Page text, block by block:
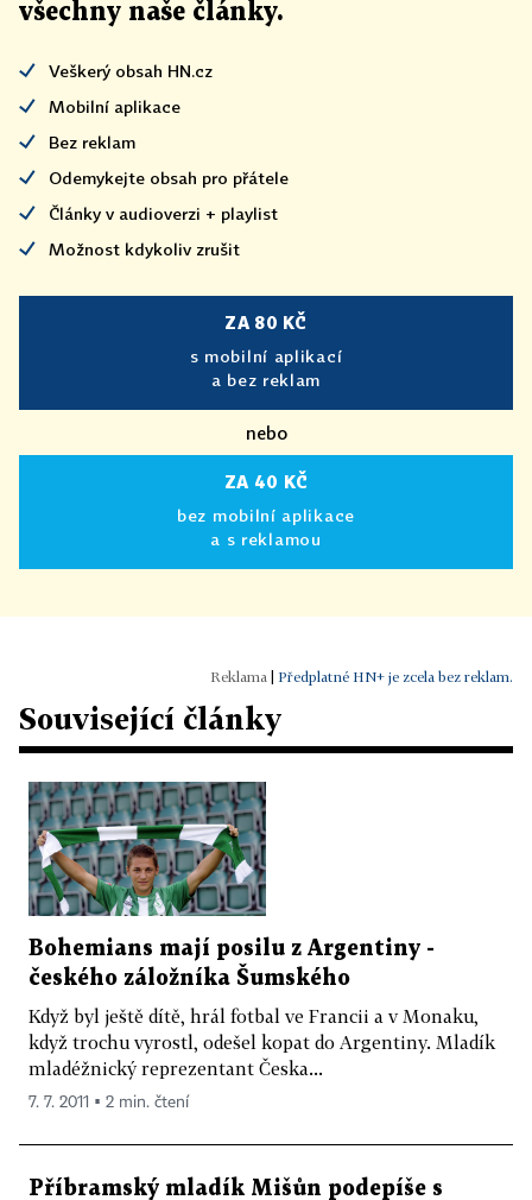
všechny naše články.
Veškerý obsah HN.cz
Mobilní aplikace
Bez reklam
Odemykejte obsah pro přátele
Články v audioverzi + playlist
Možnost kdykoliv zrušit
ZA 80 KČ
s mobilní aplikací
a bez reklam
nebo
ZA 40 KČ
bez mobilní aplikace
a s reklamou
Předplatné HN+ je zcela bez reklam.
Související články
Bohemians mají posilu z Argentiny -
českého záložníka Šumského
Když byl ještě dítě, hrál fotbal ve Francii a v Monaku,
když trochu vyrostl, odešel kopat do Argentiny. Mladík
mladéžnický reprezentant Česka...
7. 7. 2011 ▪ 2 min. čtení
Příbramský mladík Mišůn podepíše s